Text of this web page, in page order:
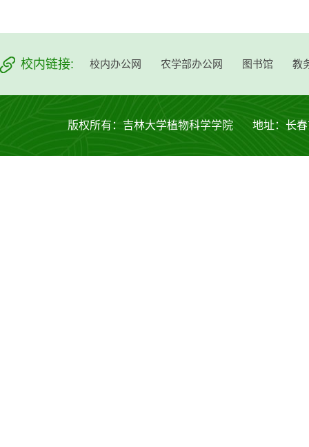
校内链接: 校内办公网 农学部办公网 图书馆 教
版权所有：吉林大学植物科学学院 地址：长